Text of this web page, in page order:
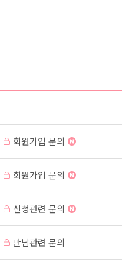
회원가입 문의
회원가입 문의
신청관련 문의
만남관련 문의